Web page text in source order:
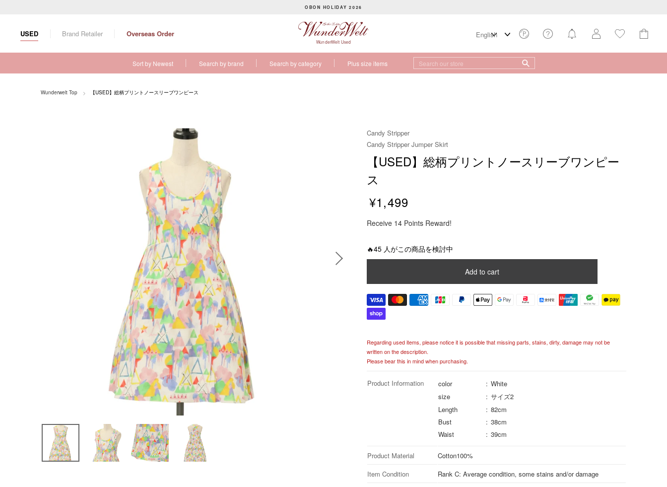
P
a
u
s
OBON HOLIDAY 2026
USED Brand Retailer Overseas Order
WunderWelt Used
Sort by Newest Search by brand Search by category Plus size items
Wunderwelt Top 【USED】総柄プリントノースリーブワンピース
Candy Stripper
Candy Stripper Jumper Skirt
【USED】総柄プリントノースリーブワンピー
ス
e
u
l
i
c
¥1,499
Receive 14 Points Reward!
🔥45 人がこの商品を検討中
Add to cart
Regarding used items, please notice it is possible that missing parts, stains, dirty, damage may not be
written on the description.
Please bear this in mind when purchasing.
Product Information color
White
size
サイズ2
Length
82cm
Bust
38cm
Waist
39cm
Product Material Cotton100%
Item Condition
Rank C: Average condition, some stains and/or damage